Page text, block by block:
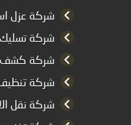
شركة عزل
شركة تسليك
شركة كشف
شركة تنظيف
شركة نقل